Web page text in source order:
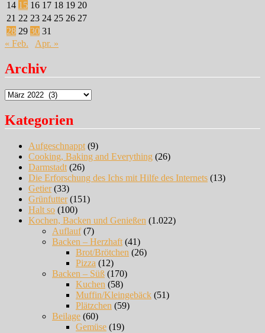
14 15 16 17 18 19 20
21 22 23 24 25 26 27
28 29 30 31
« Feb.
Apr. »
Archiv
Archiv
Kategorien
Aufgeschnappt (9)
Cooking, Baking and Everything (26)
Darmstadt (26)
Die Erforschung des Ichs mit Hilfe des Internets (13)
Getier(33)
Grünfutter(151)
Halt so (100)
Kochen, Backen und Genießen (1.022)
Auflauf(7)
Backen – Herzhaft (41)
Brot/Brötchen (26)
Pizza (12)
Backen – Süß (170)
Kuchen (58)
Muffin/Kleingebäck (51)
Plätzchen (59)
Beilage (60)
Gemüse (19)